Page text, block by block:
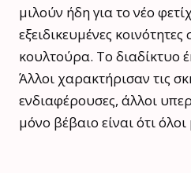
μιλούν ήδη για το νέο
εξειδικευμένες
κουλτούρα. Το διαδίκτυο
Άλλοι χαρακτήρισαν τις
ενδιαφέρουσες, άλλοι
μόνο βέβαιο είναι ότι όλοι